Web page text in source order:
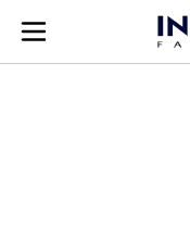
Прескачане към